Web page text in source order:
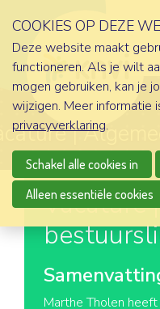
|
Vacature
Marthe Tholen
COOKIES OP DEZE
Deze website maakt
functioneren. Als je wilt
mogen gebruiken, kan je
wijzigen. Meer informatie
privacyverklaring.
Schakel alle cookies in
Alleen essentiële cookies